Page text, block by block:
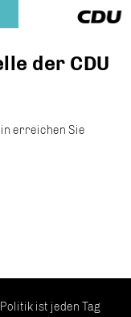
der CDU
erreichen Sie
Politik ist jeden Tag